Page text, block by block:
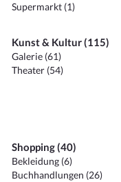
Supermarkt (1)
Kunst & Kultur (115)
Galerie (61)
Theater (54)
Shopping (40)
Bekleidung (6)
Buchhandlungen (26)